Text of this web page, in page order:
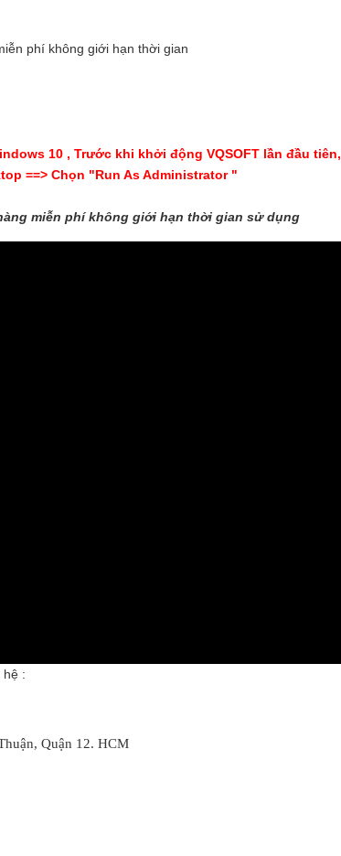
10 , Trước khi khởi động VQSOFT lần đầu tiên,
==> Chọn "Run As Administrator "
miễn phí không giới hạn thời gian sử dụng
hệ :
Quận 12. HCM